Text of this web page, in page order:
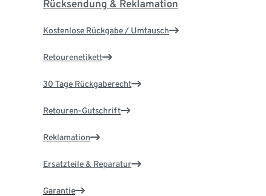
Rücksendung & Reklamation
Kostenlose Rückgabe / Umtausch
Retourenetikett
30 Tage Rückgaberecht
Retouren-Gutschrift
Reklamation
Ersatzteile & Reparatur
Garantie